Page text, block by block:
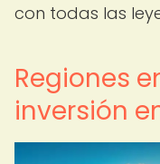
con todas las
Regiones
inversión